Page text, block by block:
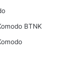
BTNK